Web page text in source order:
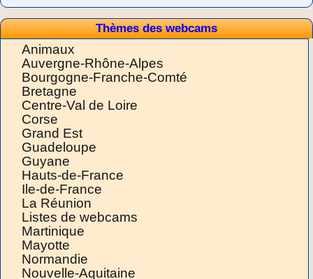
Thèmes des webcams
Animaux
Auvergne-Rhône-Alpes
Bourgogne-Franche-Comté
Bretagne
Centre-Val de Loire
Corse
Grand Est
Guadeloupe
Guyane
Hauts-de-France
Ile-de-France
La Réunion
Listes de webcams
Martinique
Mayotte
Normandie
Nouvelle-Aquitaine